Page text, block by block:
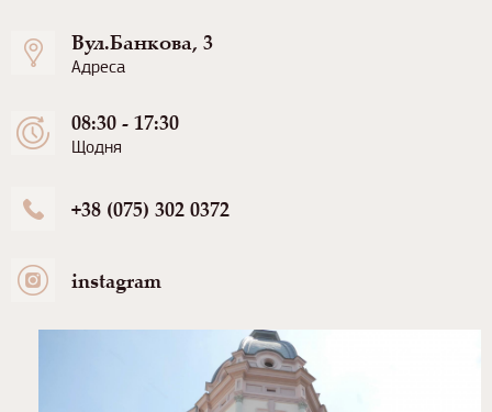
Вул.Банкова, 3
Адреса
08:30 - 17:30
Щодня
+38 (075) 302 0372
instagram